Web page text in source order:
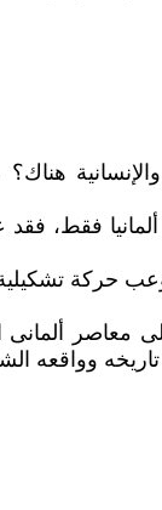
هناك؟
فقط،
حركة
معاصر
تاريخه وواقعه